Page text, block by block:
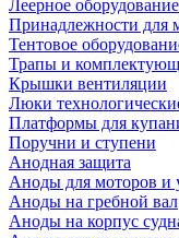
Леерное оборудование
Принадлежности для
Тентовое
Трапы и
Крышки вентиляции
Люки
Платформы для
Поручни и ступени
Анодная защита
Аноды для моторов и
Аноды на гребной вал
Аноды на корпус